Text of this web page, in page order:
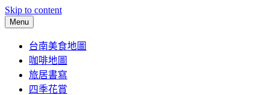
Skip to content
Menu
台南美食地圖
咖啡地圖
旅居書寫
四季花賞